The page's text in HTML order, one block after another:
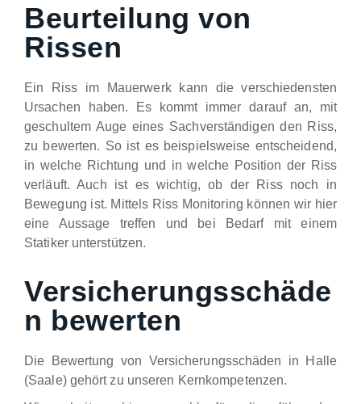
Beurteilung von
Rissen
Ein Riss im Mauerwerk kann die verschiedensten
Ursachen haben. Es kommt immer darauf an, mit
geschultem Auge eines Sachverständigen den Riss,
zu bewerten. So ist es beispielsweise entscheidend,
in welche Richtung und in welche Position der Riss
verläuft. Auch ist es wichtig, ob der Riss noch in
Bewegung ist. Mittels Riss Monitoring können wir hier
eine Aussage treffen und bei Bedarf mit einem
Statiker unterstützen.
Versicherungsschäde
n bewerten
Die Bewertung von Versicherungsschäden in Halle
(Saale) gehört zu unseren Kernkompetenzen.